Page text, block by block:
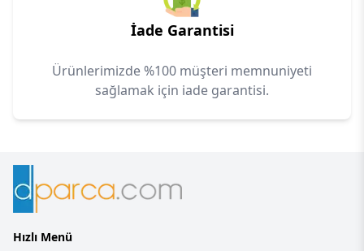
İade Garantisi
Ürünlerimizde %100 müşteri memnuniyeti
sağlamak için iade garantisi.
Hızlı Menü